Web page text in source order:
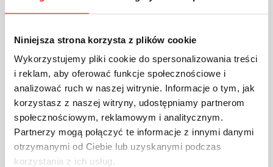
Niniejsza strona korzysta z plików cookie
Wykorzystujemy pliki cookie do spersonalizowania treści
i reklam, aby oferować funkcje społecznościowe i
analizować ruch w naszej witrynie. Informacje o tym, jak
korzystasz z naszej witryny, udostępniamy partnerom
społecznościowym, reklamowym i analitycznym.
Partnerzy mogą połączyć te informacje z innymi danymi
otrzymanymi od Ciebie lub uzyskanymi podczas
korzystania z ich usług.
Ceny mieszkań, październik i III
kw. 2024 r.
Na rynku nieruchomości mamy teraz do
czynienia z dość dziwną sytuacją. Z raportu
Expandera i...
29.10.2024 / KOMENTARZE I ANALIZY